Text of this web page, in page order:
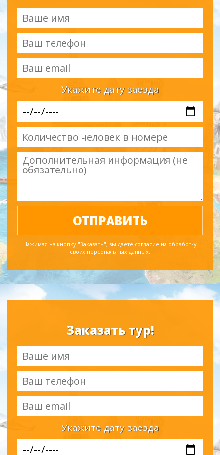
Укажите дату заезда
Нажимая на кнопку "Заказать", вы даете согласие на обработку
своих персональных данных.
Заказать тур!
Укажите дату заезда